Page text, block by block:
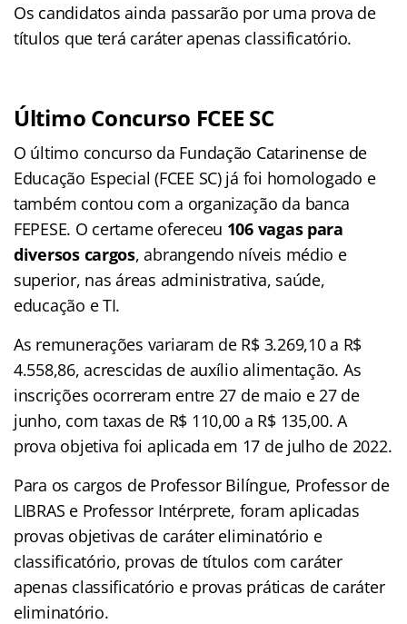
Os candidatos ainda passarão por uma prova de
títulos que terá caráter apenas classificatório.
Último Concurso FCEE SC
O último concurso da Fundação Catarinense de
Educação Especial (FCEE SC) já foi homologado e
também contou com a organização da banca
FEPESE. O certame ofereceu 106 vagas para
diversos cargos, abrangendo níveis médio e
superior, nas áreas administrativa, saúde,
educação e TI.
As remunerações variaram de R$ 3.269,10 a R$
4.558,86, acrescidas de auxílio alimentação. As
inscrições ocorreram entre 27 de maio e 27 de
junho, com taxas de R$ 110,00 a R$ 135,00. A
prova objetiva foi aplicada em 17 de julho de 2022.
Para os cargos de Professor Bilíngue, Professor de
LIBRAS e Professor Intérprete, foram aplicadas
provas objetivas de caráter eliminatório e
classificatório, provas de títulos com caráter
apenas classificatório e provas práticas de caráter
eliminatório.